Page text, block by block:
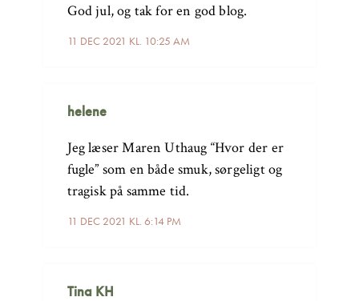
11 DEC 2021 KL. 10:25 AM
God jul, og tak for en god blog.
helene
11 DEC 2021 KL. 6:14 PM
Jeg læser Maren Uthaug “Hvor der er
fugle” som en både smuk, sørgeligt og
tragisk på samme tid.
Tina KH